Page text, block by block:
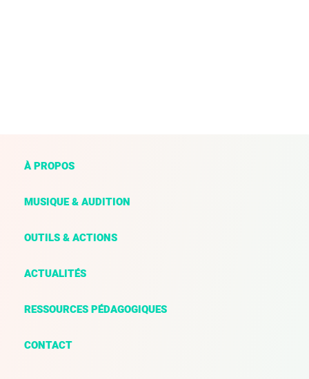
À PROPOS
MUSIQUE & AUDITION
OUTILS & ACTIONS
ACTUALITÉS
RESSOURCES PÉDAGOGIQUES
CONTACT